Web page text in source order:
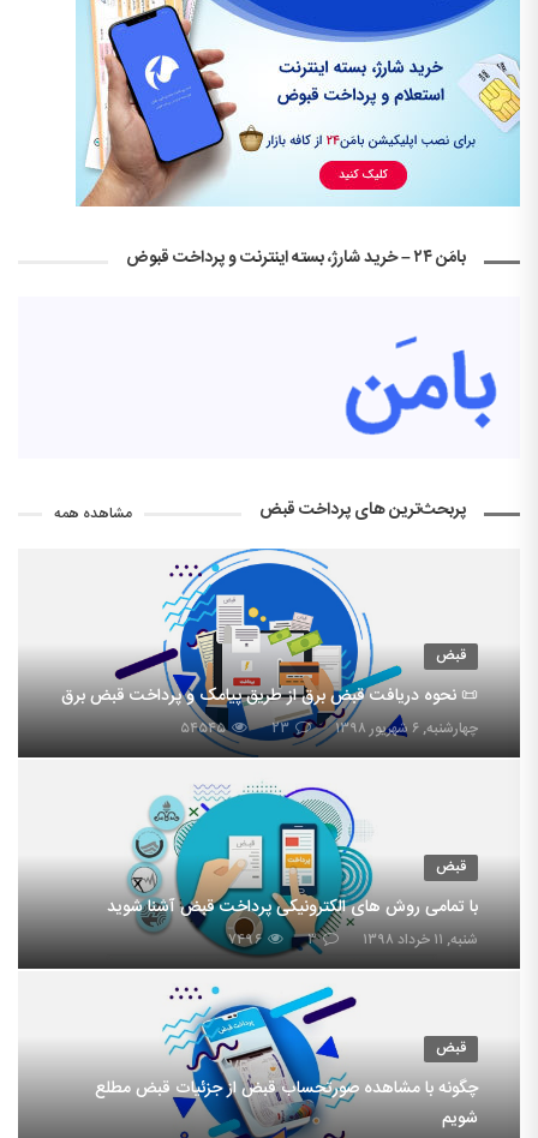
بامَن ۲۴ – خرید شارژ، بسته اینترنت و پرداخت قبوض
پربحث‌ترین های پرداخت قبض مشاهده همه
قبض
📜 نحوه دریافت قبض برق از طریق پیامک و پرداخت قبض برق
چهارشنبه, ۶ شهریور ۱۳۹۸ ۲۳ ۵۴۵۴۵
قبض
با تمامی روش های الکترونیکی پرداخت قبض آشنا شوید
شنبه, ۱۱ خرداد ۱۳۹۸ ۳ ۷۴۹۶
قبض
چگونه با مشاهده صورتحساب قبض از جزئیات قبض مطلع
شویم